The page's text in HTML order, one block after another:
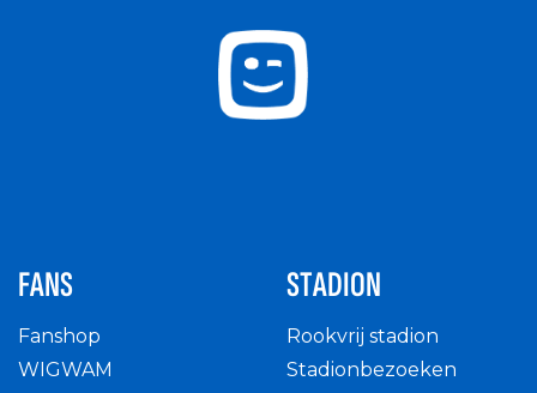
FANS
Fanshop
WIGWAM
STADION
Rookvrij stadion
Stadionbezoeken